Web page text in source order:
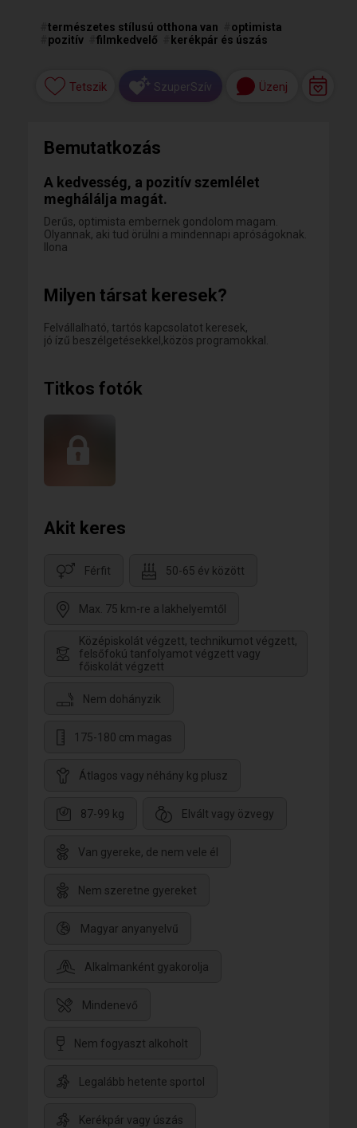
természetes stílusú otthona van
optimista
pozitív filmkedvelő kerékpár és úszás
Tetszik SzuperSzív Üzenj
Bemutatkozás
A kedvesség, a pozitív szemlélet
meghálálja magát.
Derűs, optimista embernek gondolom magam.
Olyannak, aki tud örülni a mindennapi apróságoknak.
Ilona
Milyen társat keresek?
Felvállalható, tartós kapcsolatot keresek,
jó ízű beszélgetésekkel,közös programokkal.
Titkos fotók
Akit keres
Férfit 50-65 év között
Max. 75 km-re a lakhelyemtől
Középiskolát végzett, technikumot végzett,
felsőfokú tanfolyamot végzett vagy
főiskolát végzett
Nem dohányzik
175-180 cm magas
Átlagos vagy néhány kg plusz
87-99 kg Elvált vagy özvegy
Van gyereke, de nem vele él
Nem szeretne gyereket
Magyar anyanyelvű
Alkalmanként gyakorolja
Mindenevő
Nem fogyaszt alkoholt
Legalább hetente sportol
Kerékpár vagy úszás